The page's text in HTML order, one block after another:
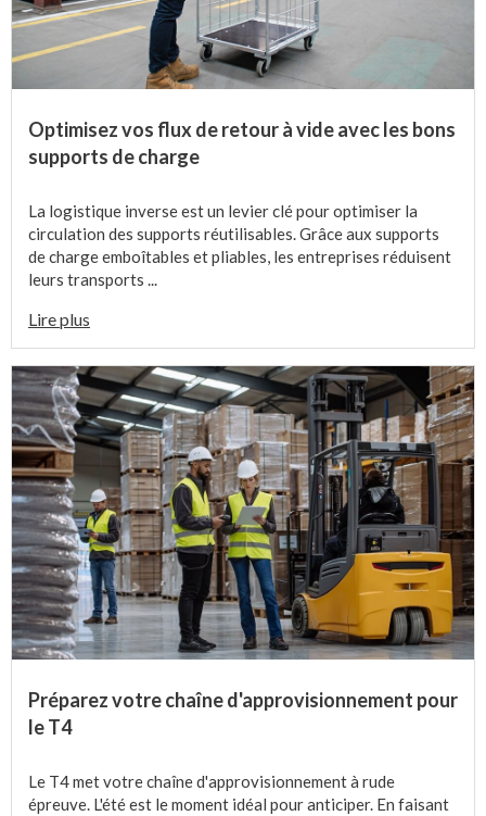
Optimisez vos flux de retour à vide avec les bons
supports de charge
La logistique inverse est un levier clé pour optimiser la
circulation des supports réutilisables. Grâce aux supports
de charge emboîtables et pliables, les entreprises réduisent
leurs transports ...
Lire plus
Préparez votre chaîne d'approvisionnement pour
le T4
Le T4 met votre chaîne d'approvisionnement à rude
épreuve. L'été est le moment idéal pour anticiper. En faisant